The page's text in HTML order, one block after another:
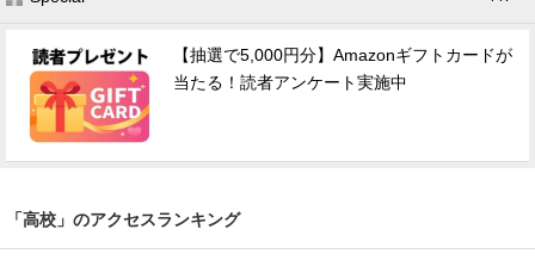
【抽選で5,000円分】Amazonギフトカードが
当たる！読者アンケート実施中
「高校」のアクセスランキング